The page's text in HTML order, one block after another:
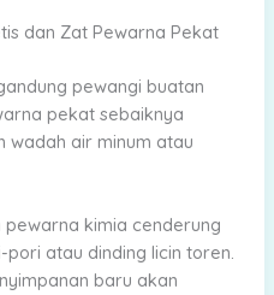
dan Zat Pewarna Pekat
pewangi buatan
pekat sebaiknya
wadah air minum atau
kimia cenderung
atau dinding licin toren.
baru akan